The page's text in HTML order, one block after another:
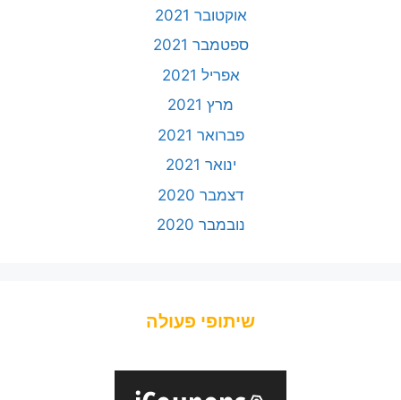
אוקטובר 2021
ספטמבר 2021
אפריל 2021
מרץ 2021
פברואר 2021
ינואר 2021
דצמבר 2020
נובמבר 2020
שיתופי פעולה